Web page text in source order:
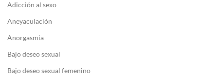
Adicción al sexo
Aneyaculación
Anorgasmia
Bajo deseo sexual
Bajo deseo sexual femenino